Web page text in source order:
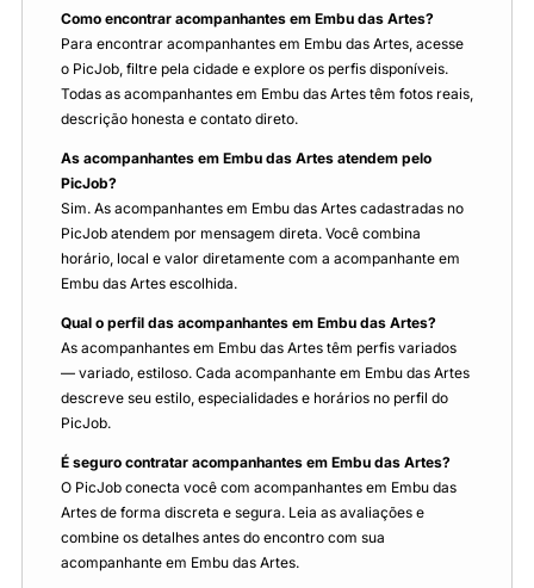
Como encontrar acompanhantes em Embu das Artes?
Para encontrar acompanhantes em Embu das Artes, acesse
o PicJob, filtre pela cidade e explore os perfis disponíveis.
Todas as acompanhantes em Embu das Artes têm fotos reais,
descrição honesta e contato direto.
As acompanhantes em Embu das Artes atendem pelo
PicJob?
Sim. As acompanhantes em Embu das Artes cadastradas no
PicJob atendem por mensagem direta. Você combina
horário, local e valor diretamente com a acompanhante em
Embu das Artes escolhida.
Qual o perfil das acompanhantes em Embu das Artes?
As acompanhantes em Embu das Artes têm perfis variados
— variado, estiloso. Cada acompanhante em Embu das Artes
descreve seu estilo, especialidades e horários no perfil do
PicJob.
É seguro contratar acompanhantes em Embu das Artes?
O PicJob conecta você com acompanhantes em Embu das
Artes de forma discreta e segura. Leia as avaliações e
combine os detalhes antes do encontro com sua
acompanhante em Embu das Artes.